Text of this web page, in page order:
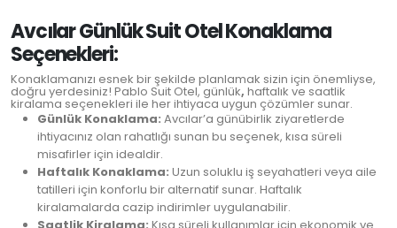
Avcılar Günlük Suit Otel Konaklama
Seçenekleri:
Konaklamanızı esnek bir şekilde planlamak sizin için önemliyse,
doğru yerdesiniz! Pablo Suit Otel, günlük, haftalık ve saatlik
kiralama seçenekleri ile her ihtiyaca uygun çözümler sunar.
Günlük Konaklama: Avcılar’a günübirlik ziyaretlerde
ihtiyacınız olan rahatlığı sunan bu seçenek, kısa süreli
misafirler için idealdir.
Haftalık Konaklama: Uzun soluklu iş seyahatleri veya aile
tatilleri için konforlu bir alternatif sunar. Haftalık
kiralamalarda cazip indirimler uygulanabilir.